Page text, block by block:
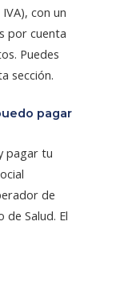
con un
por cuenta
Puedes
sección.
pagar
pagar tu
de
Salud. El